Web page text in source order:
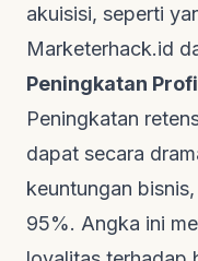
akuisisi, seperti
Marketerhack.id
Peningkatan
Peningkatan
dapat secara
keuntungan
95%. Angka ini